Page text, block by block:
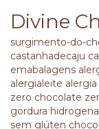
Divine
surgimento-do-
castanhadecaju
emabalagens
alergialeite
zero chocolate
gordura
sem glúten